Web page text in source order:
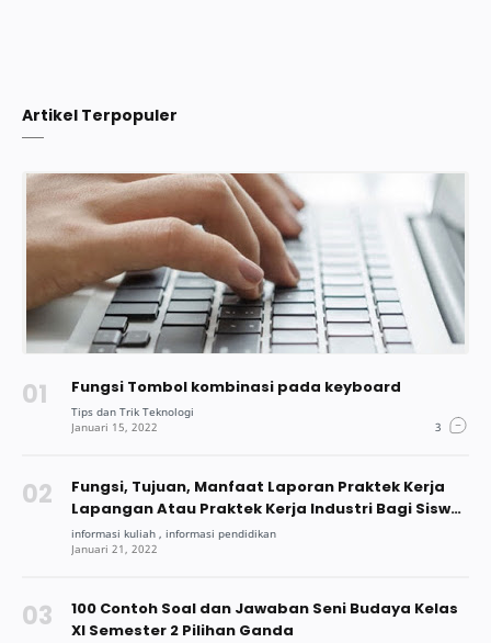
Artikel Terpopuler
Fungsi Tombol kombinasi pada keyboard
Fungsi, Tujuan, Manfaat Laporan Praktek Kerja
Lapangan Atau Praktek Kerja Industri Bagi Siswa
Dan Mahasiswa
100 Contoh Soal dan Jawaban Seni Budaya Kelas
XI Semester 2 Pilihan Ganda